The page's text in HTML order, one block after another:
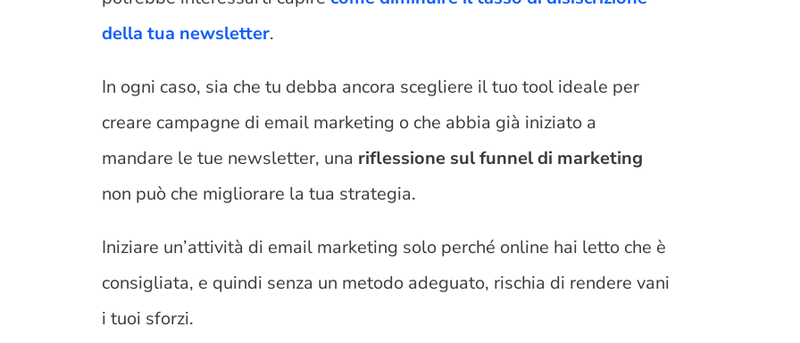
della tua newsletter.
In ogni caso, sia che tu debba ancora scegliere il tuo tool ideale per
creare campagne di email marketing o che abbia già iniziato a
mandare le tue newsletter, una riflessione sul funnel di marketing
non può che migliorare la tua strategia.
Iniziare un’attività di email marketing solo perché online hai letto che è
consigliata, e quindi senza un metodo adeguato, rischia di rendere vani
i tuoi sforzi.